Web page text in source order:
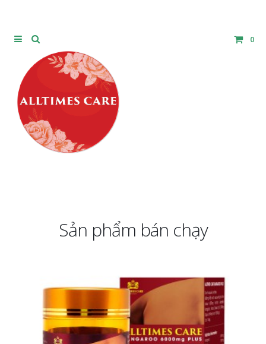
0
Sản phẩm bán chạy